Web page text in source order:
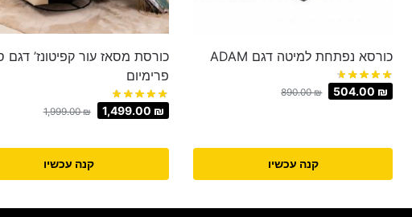
כורסא נפתחת למיטה דגם ADAM
890.00₪ 504.00 ₪
קנה עכשיו
כורסת מסאז עור קפיטונז’
פרימיום
1,999.00₪ 1,499.00 ₪
קנה עכשיו